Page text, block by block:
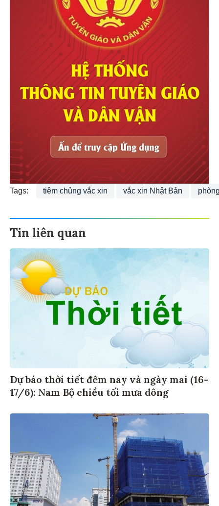
Tags: tiêm chủng vắc xin vắc xin Nhật Bản
Tin liên quan
Dự báo thời tiết đêm nay và ngày mai (16-
17/6): Nam Bộ chiều tối mưa dông